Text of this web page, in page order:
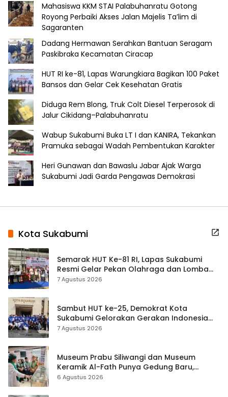
Mahasiswa KKM STAI Palabuhanratu Gotong
Royong Perbaiki Akses Jalan Majelis Ta’lim di
Sagaranten
Dadang Hermawan Serahkan Bantuan Seragam
Paskibraka Kecamatan Ciracap
HUT RI ke-81, Lapas Warungkiara Bagikan 100 Paket
Bansos dan Gelar Cek Kesehatan Gratis
Diduga Rem Blong, Truk Colt Diesel Terperosok di
Jalur Cikidang–Palabuhanratu
Wabup Sukabumi Buka LT I dan KANIRA, Tekankan
Pramuka sebagai Wadah Pembentukan Karakter
Heri Gunawan dan Bawaslu Jabar Ajak Warga
Sukabumi Jadi Garda Pengawas Demokrasi
Kota Sukabumi
Semarak HUT Ke-81 RI, Lapas Sukabumi
Resmi Gelar Pekan Olahraga dan Lomba
Tradisional
7 Agustus 2026
Sambut HUT ke-25, Demokrat Kota
Sukabumi Gelorakan Gerakan Indonesia
ASRI Lewat Aksi Bersih Masjid Agung
7 Agustus 2026
Museum Prabu Siliwangi dan Museum
Keramik Al-Fath Punya Gedung Baru,
Hampir 500 Koleksi Dipisahkan
6 Agustus 2026